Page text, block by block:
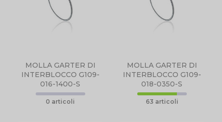
MOLLA GARTER DI
INTERBLOCCO G109-
016-1400-S
0 articoli
MOLLA GARTER DI
INTERBLOCCO G109-
018-0350-S
63 articoli